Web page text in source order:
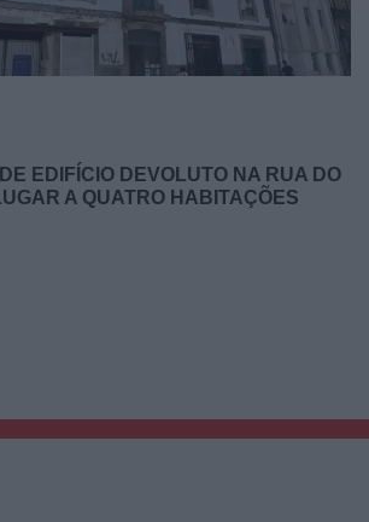
EDIFÍCIO DEVOLUTO NA RUA DO
A QUATRO HABITAÇÕES